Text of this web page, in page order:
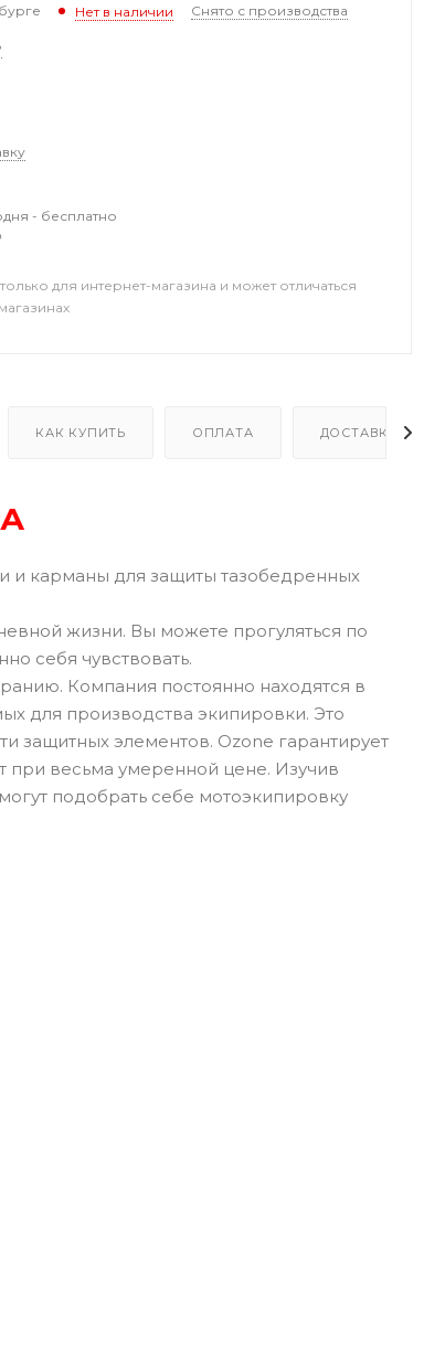
Нет в наличии Снято с производства
- бесплатно
для интернет-магазина и может отличаться
КАК КУПИТЬ ОПЛАТА ДОСТАВКА
и карманы для защиты тазобедренных
жизни. Вы можете прогуляться по
себя чувствовать.
Компания постоянно находятся в
для производства экипировки. Это
защитных элементов. Ozone гарантирует
при весьма умеренной цене. Изучив
подобрать себе мотоэкипировку